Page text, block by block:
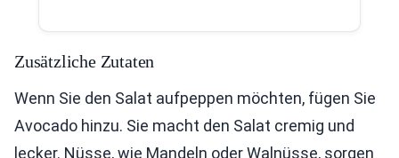
Zusätzliche Zutaten
Wenn Sie den Salat aufpeppen möchten, fügen Sie
Avocado hinzu. Sie macht den Salat cremig und
lecker. Nüsse, wie Mandeln oder Walnüsse, sorgen